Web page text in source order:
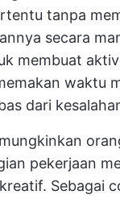
tanpa
secara
membuat
waktu
dari
pekerjaan
Sebagai